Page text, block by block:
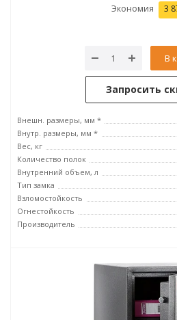
Экономия 3
В
Запросить
Внешн. размеры, мм *
Внутр. размеры, мм *
Вес, кг
Количество полок
Внутренний объем, л
Тип замка
Взломостойкость
Огнестойкость
Производитель